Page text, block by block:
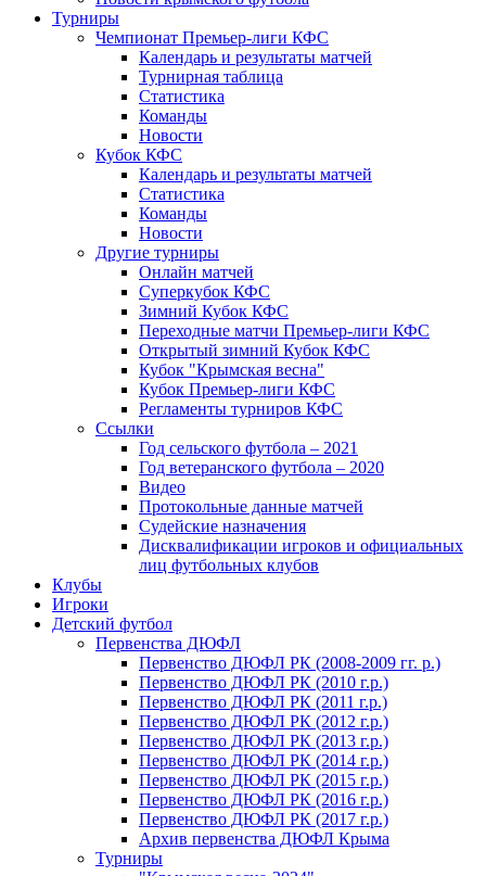
Турниры
Чемпионат Премьер-лиги КФС
Календарь и результаты матчей
Турнирная таблица
Статистика
Команды
Новости
Кубок КФС
Календарь и результаты матчей
Статистика
Команды
Новости
Другие турниры
Онлайн матчей
Суперкубок КФС
Зимний Кубок КФС
Переходные матчи Премьер-лиги КФС
Открытый зимний Кубок КФС
Кубок "Крымская весна"
Кубок Премьер-лиги КФС
Регламенты турниров КФС
Ссылки
Год сельского футбола – 2021
Год ветеранского футбола – 2020
Видео
Протокольные данные матчей
Судейские назначения
Дисквалификации игроков и официальных
лиц футбольных клубов
Клубы
Игроки
Детский футбол
Первенства ДЮФЛ
Первенство ДЮФЛ РК (2008-2009 гг. р.)
Первенство ДЮФЛ РК (2010 г.р.)
Первенство ДЮФЛ РК (2011 г.р.)
Первенство ДЮФЛ РК (2012 г.р.)
Первенство ДЮФЛ РК (2013 г.р.)
Первенство ДЮФЛ РК (2014 г.р.)
Первенство ДЮФЛ РК (2015 г.р.)
Первенство ДЮФЛ РК (2016 г.р.)
Первенство ДЮФЛ РК (2017 г.р.)
Архив первенства ДЮФЛ Крыма
Турниры